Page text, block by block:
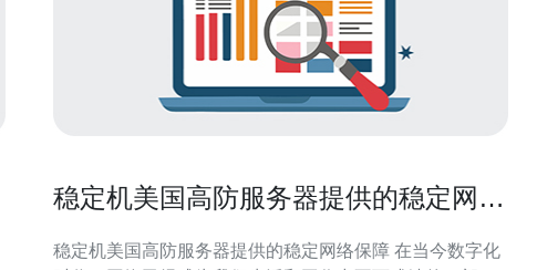
稳定机美国高防服务器提供的稳定网络
稳定机美国高防服务器提供的稳定网络保障 在当今数字化